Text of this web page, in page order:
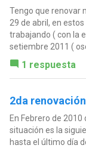
Tengo que renovar
29 de abril, en
trabajando ( con la
setiembre 2011 (
1 respuesta
2da
En Febrero de
situación es la
hasta el último día